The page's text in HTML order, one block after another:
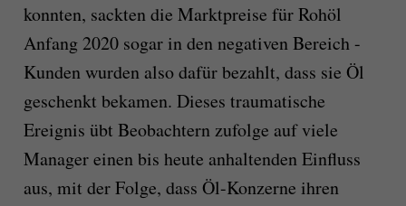
konnten, sackten die Marktpreise für Rohöl
Anfang 2020 sogar in den negativen Bereich -
Kunden wurden also dafür bezahlt, dass sie Öl
geschenkt bekamen. Dieses traumatische
Ereignis übt Beobachtern zufolge auf viele
Manager einen bis heute anhaltenden Einfluss
aus, mit der Folge, dass Öl-Konzerne ihren